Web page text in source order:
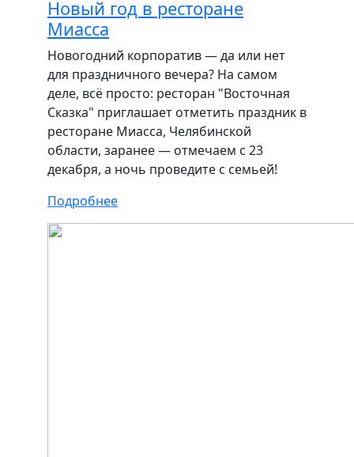
Новый год в ресторане
Миасса
Новогодний корпоратив — да или нет
для праздничного вечера? На самом
деле, всё просто: ресторан "Восточная
Сказка" приглашает отметить праздник в
ресторане Миасса, Челябинской
области, заранее — отмечаем с 23
декабря, а ночь проведите с семьей!
Подробнее